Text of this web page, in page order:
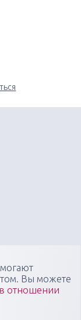
форумов,
классов в
Вы можете
отношении